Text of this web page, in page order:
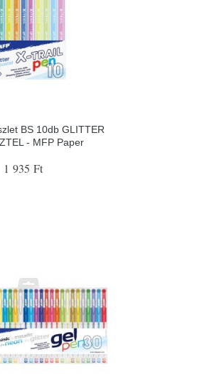
BS 10db GLITTER
- MFP Paper
1 935 Ft